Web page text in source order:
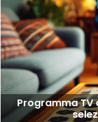
Programma TV